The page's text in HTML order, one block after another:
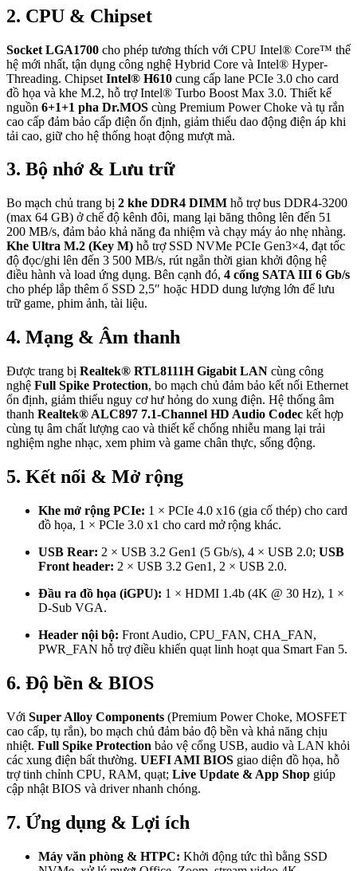
2. CPU & Chipset
Socket LGA1700 cho phép tương thích với CPU Intel® Core™ thế
hệ mới nhất, tận dụng công nghệ Hybrid Core và Intel® Hyper-
Threading. Chipset Intel® H610 cung cấp lane PCIe 3.0 cho card
đồ họa và khe M.2, hỗ trợ Intel® Turbo Boost Max 3.0. Thiết kế
nguồn 6+1+1 pha Dr.MOS cùng Premium Power Choke và tụ rắn
cao cấp đảm bảo cấp điện ổn định, giảm thiểu dao động điện áp khi
tải cao, giữ cho hệ thống hoạt động mượt mà.
3. Bộ nhớ & Lưu trữ
Bo mạch chủ trang bị 2 khe DDR4 DIMM hỗ trợ bus DDR4-3200
(max 64 GB) ở chế độ kênh đôi, mang lại băng thông lên đến 51
200 MB/s, đảm bảo khả năng đa nhiệm và chạy máy ảo nhẹ nhàng.
Khe Ultra M.2 (Key M) hỗ trợ SSD NVMe PCIe Gen3×4, đạt tốc
độ đọc/ghi lên đến 3 500 MB/s, rút ngắn thời gian khởi động hệ
điều hành và load ứng dụng. Bên cạnh đó, 4 cổng SATA III 6 Gb/s
cho phép lắp thêm ổ SSD 2,5″ hoặc HDD dung lượng lớn để lưu
trữ game, phim ảnh, tài liệu.
4. Mạng & Âm thanh
Được trang bị Realtek® RTL8111H Gigabit LAN cùng công
nghệ Full Spike Protection, bo mạch chủ đảm bảo kết nối Ethernet
ổn định, giảm thiểu nguy cơ hư hỏng do xung điện. Hệ thống âm
thanh Realtek® ALC897 7.1-Channel HD Audio Codec kết hợp
cùng tụ âm chất lượng cao và thiết kế chống nhiễu mang lại trải
nghiệm nghe nhạc, xem phim và game chân thực, sống động.
5. Kết nối & Mở rộng
Khe mở rộng PCIe: 1 × PCIe 4.0 x16 (gia cố thép) cho card
đồ họa, 1 × PCIe 3.0 x1 cho card mở rộng khác.
USB Rear: 2 × USB 3.2 Gen1 (5 Gb/s), 4 × USB 2.0; USB
Front header: 2 × USB 3.2 Gen1, 2 × USB 2.0.
Đầu ra đồ họa (iGPU): 1 × HDMI 1.4b (4K @ 30 Hz), 1 ×
D-Sub VGA.
Header nội bộ: Front Audio, CPU_FAN, CHA_FAN,
PWR_FAN hỗ trợ điều khiển quạt linh hoạt qua Smart Fan 5.
6. Độ bền & BIOS
Với Super Alloy Components (Premium Power Choke, MOSFET
cao cấp, tụ rắn), bo mạch chủ đảm bảo độ bền và khả năng chịu
nhiệt. Full Spike Protection bảo vệ cổng USB, audio và LAN khỏi
các xung điện bất thường. UEFI AMI BIOS giao diện đồ họa, hỗ
trợ tinh chỉnh CPU, RAM, quạt; Live Update & App Shop giúp
cập nhật BIOS và driver nhanh chóng.
7. Ứng dụng & Lợi ích
Máy văn phòng & HTPC: Khởi động tức thì bằng SSD